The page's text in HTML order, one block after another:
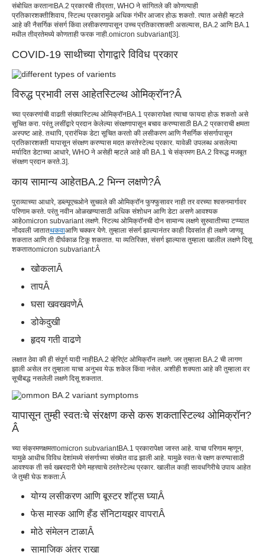
संबोधित करतानाBA.2 प्रकारची तीव्रता , WHO ने सांगितले की कोणत्याही
प्रतिकारशक्तीशिवाय, स्टिल्थ प्रकारामुळे अधिक गंभीर आजार होऊ शकतो. त्यात असेही म्हटले
आहे की नैसर्गिक संसर्ग किंवा लसीकरणापासून उच्च प्रतिकारशक्ती असल्यास, BA.2 आणि BA.1
मधील तीव्रतेमध्ये कोणताही फरक नाही. omicron subvariant[3].
COVID-19 साथीच्या रोगाद्वारे विविध प्रकार
विरुद्ध प्रभावी लस आहेतस्टिल्थ ओमिक्रॉन?Â
च्या प्रकरणांची वाढती संख्यास्टिल्थ ओमिक्रॉनBA.1 प्रकारापेक्षा त्याचा फायदा होऊ शकतो असे
सूचित करा. परंतु लसींद्वारे प्रदान केलेल्या संरक्षणापासून बचाव करण्यासाठी BA.2 प्रकाराची क्षमता
अस्पष्ट आहे. तथापि, प्रारंभिक डेटा सूचित करतो की लसीकरण आणि नैसर्गिक संसर्गापासून
प्रतिकारशक्ती यापासून संरक्षण करण्यास मदत करतेस्टेल्थ प्रकार. यावेळी उपलब्ध असलेल्या
मर्यादित डेटाच्या आधारे, WHO ने असेही म्हटले आहे की BA.1 चे संक्रमण BA.2 विरूद्ध मजबूत
संरक्षण प्रदान करते.3].
काय सामान्य आहेतBA.2 भिन्न लक्षणे?Â
पुराव्याच्या आधारे, डब्ल्यूएचओने सुचवले की ओमिक्रॉन फुफ्फुसावर नाही तर वरच्या श्वसनमार्गावर
परिणाम करते. परंतु नवीन ओळखण्यासाठी अधिक संशोधन आणि डेटा असणे आवश्यक
आहेomicron subvariant लक्षणे. स्टिल्थ ओमिक्रॉनची दोन सामान्य लक्षणे सुरुवातीच्या टप्प्यात
नोंदवली जातातथकवाआणि चक्कर येणे. तुम्हाला संसर्ग झाल्यानंतर काही दिवसांत ही लक्षणे जाणवू
शकतात आणि ती दीर्घकाळ टिकू शकतात. या व्यतिरिक्त, संसर्ग झाल्यास तुम्हाला खालील लक्षणे दिसू
शकतातomicron subvariant:Â
खोकलाÂ
तापÂ
घसा खवखवणेÂ
डोकेदुखी
हृदय गती वाढणे
लक्षात ठेवा की ही संपूर्ण यादी नाहीBA.2 व्हेरिएंट ओमिक्रॉन लक्षणे. जर तुम्हाला BA.2 ची लागण
झाली असेल तर तुम्हाला याचा अनुभव येऊ शकेल किंवा नसेल. अशीही शक्यता आहे की तुम्हाला वर
सूचीबद्ध नसलेली लक्षणे दिसू शकतात.
यापासून तुम्ही स्वतःचे संरक्षण कसे करू शकतास्टिल्थ ओमिक्रॉन?
Â
च्या संक्रमणक्षमताomicron subvariantBA.1 प्रकारापेक्षा जास्त आहे. याचा परिणाम म्हणून,
यामुळे आधीच विविध देशांमध्ये संसर्गाच्या संख्येत वाढ झाली आहे. यामुळे स्वतःचे रक्षण करण्यासाठी
आवश्यक ती सर्व खबरदारी घेणे महत्त्वाचे ठरतेस्टेल्थ प्रकार. खालील काही सावधगिरीचे उपाय आहेत
जे तुम्ही घेऊ शकता:Â
योग्य लसीकरण आणि बूस्टर शॉट्स घ्याÂ
फेस मास्क आणि हँड सॅनिटायझर वापराÂ
मोठे संमेलन टाळाÂ
सामाजिक अंतर राखा